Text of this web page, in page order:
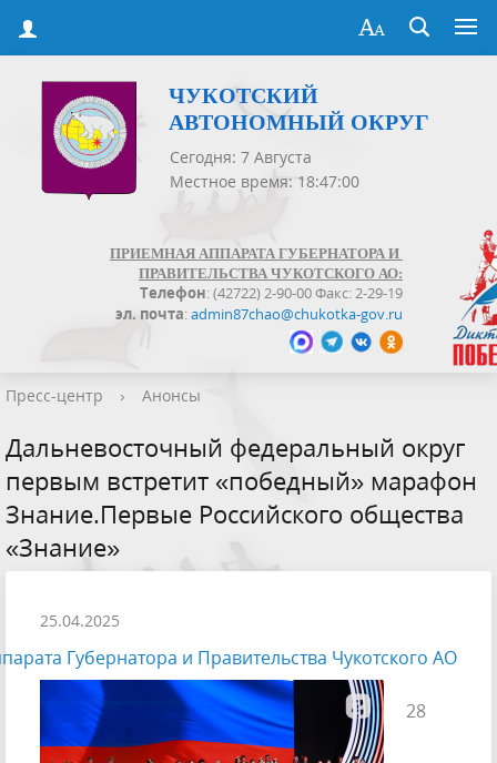
ЧУКОТСКИЙ
АВТОНОМНЫЙ ОКРУГ
Сегодня: 7 Августа
Местное время: 18:47:00
ПРИЕМНАЯ АППАРАТА ГУБЕРНАТОРА И
ПРАВИТЕЛЬСТВА ЧУКОТСКОГО АО:
Телефон: (42722) 2-90-00 Факс: 2-29-19
эл. почта:admin87chao@chukotka-gov.ru
Пресс-центр › Анонсы
Дальневосточный федеральный округ
первым встретит «победный» марафон
Знание.Первые Российского общества
«Знание»
25.04.2025
Губернатора и Правительства Чукотского АО
28